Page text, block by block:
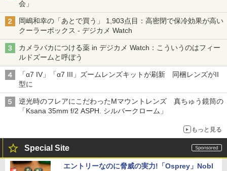
会」
岡嶋和幸の「あとで買う」 1,903点目：高密閉で保冷効果が高い
クーラーボックス - デジカメ Watch
カメラバカにつける薬 in デジカメ Watch：こういうのはフィー
ルドズームと呼ぼう
「α7 IV」「α7 III」ズームレンズキットが刷新 同梱レンズがII
型に
逆光時のフレアにこだわったMマウントレンズ 真ちゅう鏡筒の
「Ksana 35mm f/2 ASPH. シルバークローム」
もっと見る
Special Site
エントリーなのに脅威の実力!「Osprey」Nobl